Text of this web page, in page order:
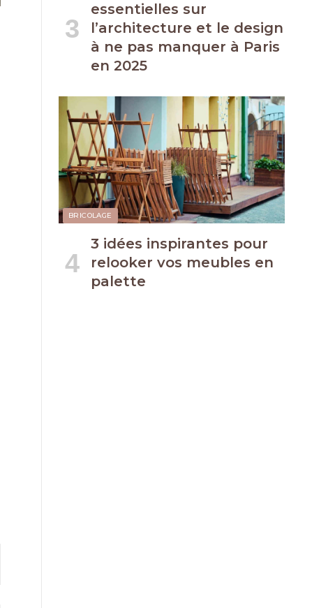
essentielles sur
l’architecture et le design
à ne pas manquer à Paris
en 2025
BRICOLAGE
3 idées inspirantes pour
relooker vos meubles en
palette